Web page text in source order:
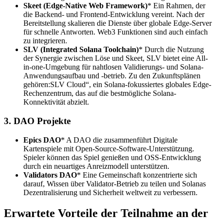
Skeet (Edge-Native Web Framework)* Ein Rahmen, der
die Backend- und Frontend-Entwicklung vereint. Nach der
Bereitstellung skalieren die Dienste über globale Edge-Server
für schnelle Antworten. Web3 Funktionen sind auch einfach
zu integrieren.
SLV (Integrated Solana Toolchain)* Durch die Nutzung
der Synergie zwischen Löse und Skeet, SLV bietet eine All-
in-one-Umgebung für nahtlosen Validierungs- und Solana-
Anwendungsaufbau und -betrieb. Zu den Zukunftsplänen
gehören:SLV Cloud“, ein Solana-fokussiertes globales Edge-
Rechenzentrum, das auf die bestmögliche Solana-
Konnektivität abzielt.
3. DAO Projekte
Epics DAO* A DAO die zusammenführt Digitale
Kartenspiele mit Open-Source-Software-Unterstützung.
Spieler können das Spiel genießen und OSS-Entwicklung
durch ein neuartiges Anreizmodell unterstützen.
Validators DAO* Eine Gemeinschaft konzentrierte sich
darauf, Wissen über Validator-Betrieb zu teilen und Solanas
Dezentralisierung und Sicherheit weltweit zu verbessern.
Erwartete Vorteile der Teilnahme an der